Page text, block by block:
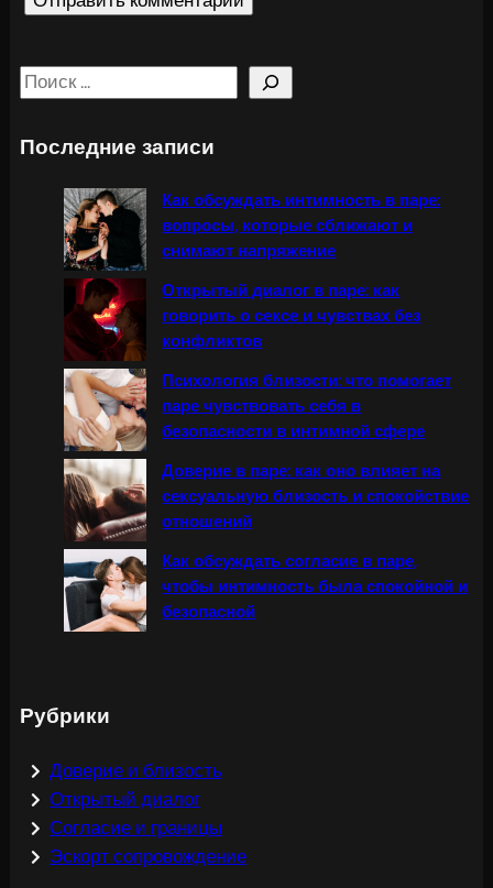
S
a
Последние записи
Как обсуждать интимность в паре:
вопросы, которые сближают и
снимают напряжение
Открытый диалог в паре: как
говорить о сексе и чувствах без
конфликтов
Психология близости: что помогает
паре чувствовать себя в
безопасности в интимной сфере
Доверие в паре: как оно влияет на
сексуальную близость и спокойствие
отношений
Как обсуждать согласие в паре,
чтобы интимность была спокойной и
безопасной
Рубрики
Доверие и близость
Открытый диалог
Согласие и границы
Эскорт сопровождение